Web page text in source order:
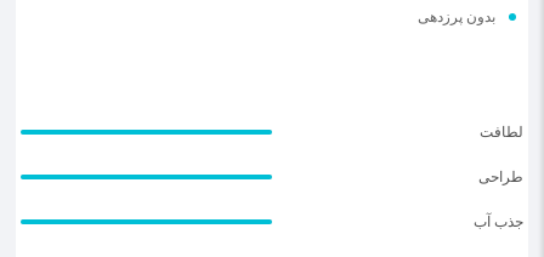
بدون پرزدهی
لطافت
طراحی
جذب آب